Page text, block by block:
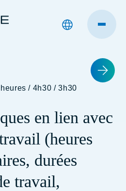
/ 4h30 / 3h30
en lien avec
(heures
durées
travail,